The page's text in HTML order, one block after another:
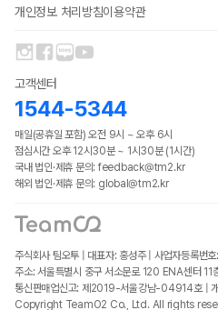
개인정보 처리방침이용약관
고객센터
1544-5344
매일(공휴일 포함) 오전 9시 ~ 오후 6시
점심시간 오후 12시30분 ~ 1시30분 (1시간)
국내 법인·제휴 문의: feedback@tm2.kr
해외 법인·제휴 문의: global@tm2.kr
주식회사 팀오투 | 대표자: 홍성주 | 사업자등
주소: 서울특별시 중구 서소문로 120 ENA센터 11
통신판매업신고: 제2019-서울강남-04914호 | 개
Copyright TeamO2 Co., Ltd. All rights